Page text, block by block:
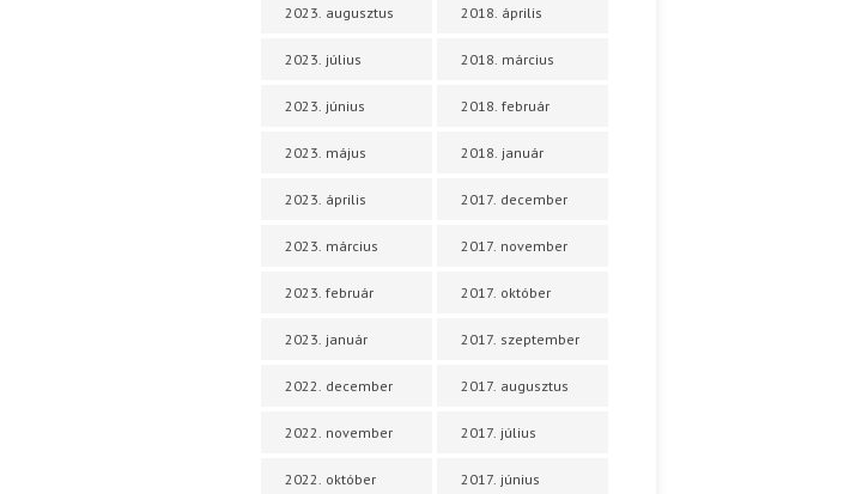
2023. augusztus
2023. július
2023. június
2023. május
2023. április
2023. március
2023. február
2023. január
2022. december
2022. november
2022. október
2018. április
2018. március
2018. február
2018. január
2017. december
2017. november
2017. október
2017. szeptember
2017. augusztus
2017. július
2017. június